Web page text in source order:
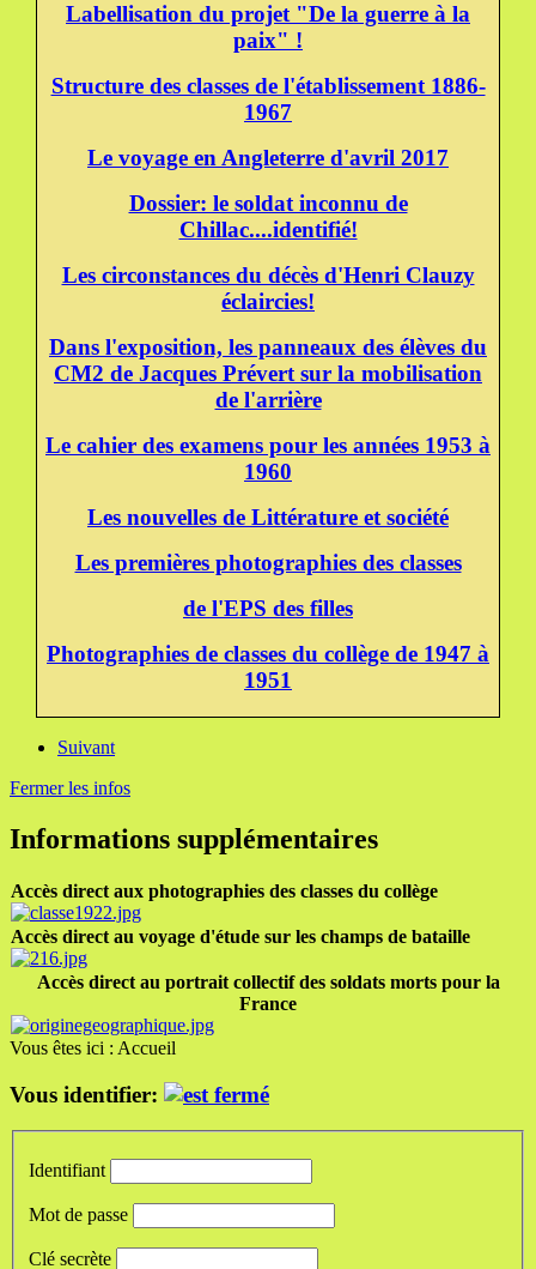
Labellisation du projet "De la guerre à la
paix" !
Structure des classes de l'établissement 1886-
1967
Le voyage en Angleterre d'avril 2017
Dossier: le soldat inconnu de
Chillac....identifié!
Les circonstances du décès d'Henri Clauzy
éclaircies!
Dans l'exposition, les panneaux des élèves du
CM2 de Jacques Prévert sur la mobilisation
de l'arrière
Le cahier des examens pour les années 1953 à
1960
Les nouvelles de Littérature et société
Les premières photographies des classes
de l'EPS des filles
Photographies de classes du collège de 1947 à
1951
Suivant
Fermer les infos
Informations supplémentaires
Accès direct aux photographies des classes du collège
Accès direct au voyage d'étude sur les champs de bataille
Accès direct au portrait collectif des soldats morts pour la
France
Vous êtes ici : Accueil
Vous identifier:
Identifiant
Mot de passe
Clé secrète